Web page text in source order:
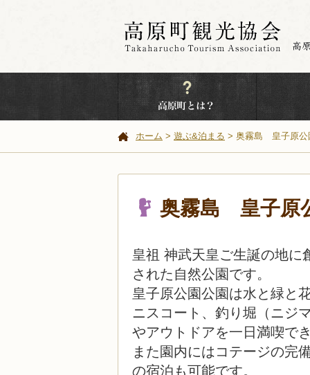
ホーム 遊ぶ&泊まる 奥霧島 皇子原公
奥霧島 皇子原
皇祖 神武天皇ご生誕の地に
された自然公園です。
皇子原公園公園は水と緑と
ニスコート、釣り堀（ニジ
やアウトドアを一日満喫で
また園内にはコテージの完
の宿泊も可能です。